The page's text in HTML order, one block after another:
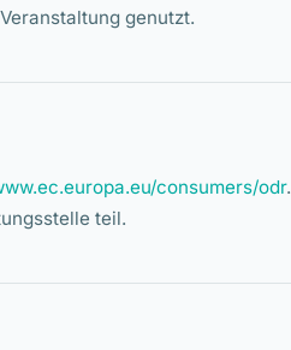
genutzt.
consumers/odr.
teil.